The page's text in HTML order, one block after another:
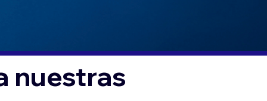
nuestras